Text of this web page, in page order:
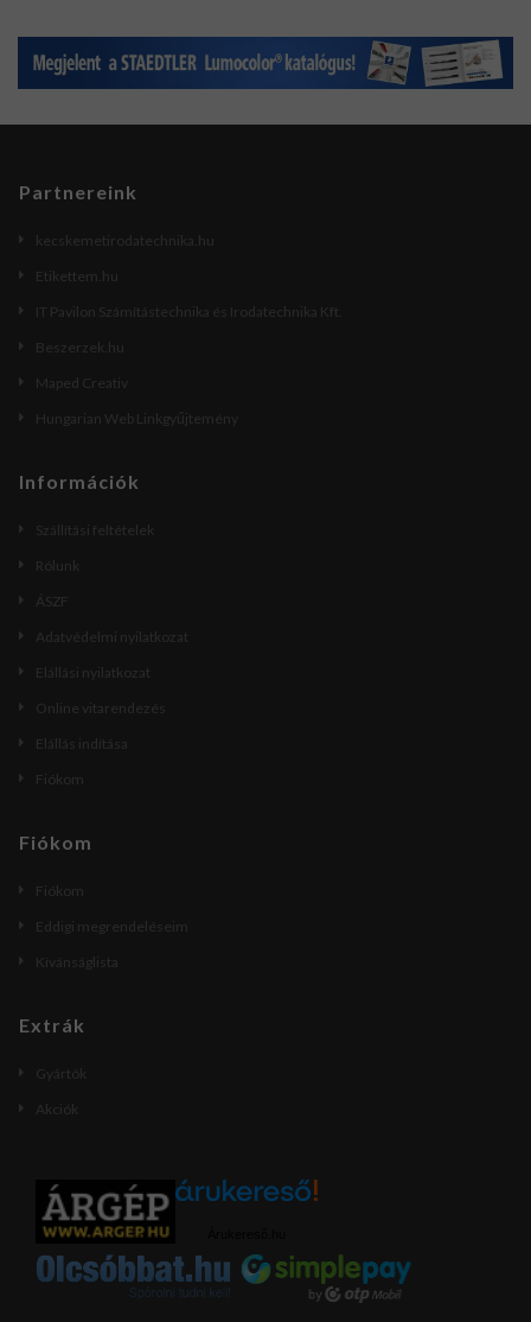
Partnereink
kecskemetirodatechnika.hu
Etikettem.hu
IT Pavilon Számítástechnika és Irodatechnika Kft.
Beszerzek.hu
Maped Creativ
Hungarian Web Linkgyűjtemény
Információk
Szállítási feltételek
Rólunk
ÁSZF
Adatvédelmi nyilatkozat
Elállási nyilatkozat
Online vitarendezés
Elállás indítása
Fiókom
Fiókom
Fiókom
Eddigi megrendeléseim
Kívánságlista
Extrák
Gyártók
Akciók